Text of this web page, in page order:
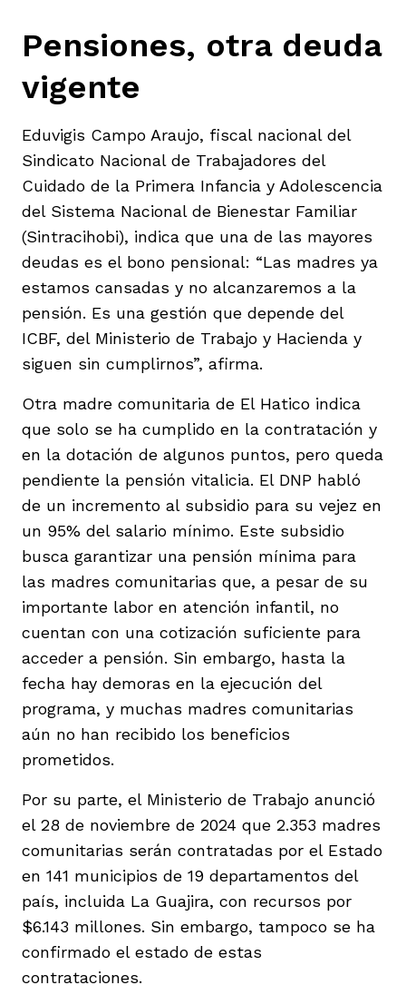
Pensiones, otra deuda
vigente
Eduvigis Campo Araujo, fiscal nacional del
Sindicato Nacional de Trabajadores del
Cuidado de la Primera Infancia y Adolescencia
del Sistema Nacional de Bienestar Familiar
(Sintracihobi), indica que una de las mayores
deudas es el bono pensional: “Las madres ya
estamos cansadas y no alcanzaremos a la
pensión. Es una gestión que depende del
ICBF, del Ministerio de Trabajo y Hacienda y
siguen sin cumplirnos”, afirma.
Otra madre comunitaria de El Hatico indica
que solo se ha cumplido en la contratación y
en la dotación de algunos puntos, pero queda
pendiente la pensión vitalicia. El DNP habló
de un incremento al subsidio para su vejez en
un 95% del salario mínimo. Este subsidio
busca garantizar una pensión mínima para
las madres comunitarias que, a pesar de su
importante labor en atención infantil, no
cuentan con una cotización suficiente para
acceder a pensión. Sin embargo, hasta la
fecha hay demoras en la ejecución del
programa, y muchas madres comunitarias
aún no han recibido los beneficios
prometidos.
Por su parte, el Ministerio de Trabajo anunció
el 28 de noviembre de 2024 que 2.353 madres
comunitarias serán contratadas por el Estado
en 141 municipios de 19 departamentos del
país, incluida La Guajira, con recursos por
$6.143 millones. Sin embargo, tampoco se ha
confirmado el estado de estas
contrataciones.